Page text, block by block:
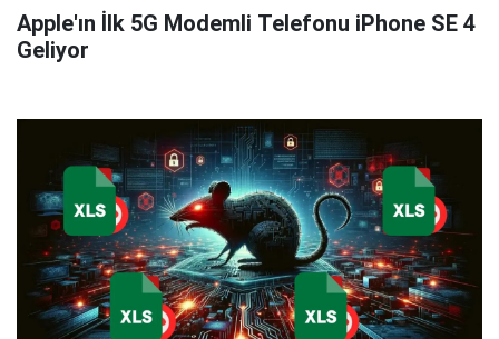
Apple'ın İlk 5G Modemli Telefonu iPhone SE 4
Geliyor